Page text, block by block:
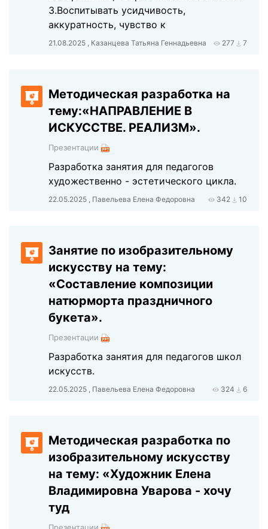
3.Воспитывать усидчивость,
аккуратность, чувство к
21.08.2025 , Казанцева Татьяна Геннадьевна 277 7
Методическая разработка на
тему:«НАПРАВЛЕНИЕ В
ИСКУССТВЕ. РЕАЛИЗМ».
Презентации
Разработка занятия для педагогов
художественно - эстетического цикла.
22.05.2025 , Павельева Елена Федоровна 342 10
Занятие по изобразительному
искусству на тему:
«Составление композиции
натюрморта праздничного
букета».
Презентации
Разработка занятия для педагогов школ
искусств.
22.05.2025 , Павельева Елена Федоровна 324 6
Методическая разработка по
изобразительному искусству
на тему: «Художник Елена
Владимировна Уварова - хочу
туд